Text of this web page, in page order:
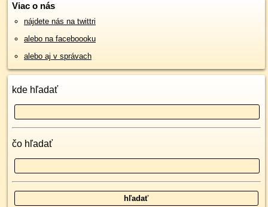
Viac o nás
nájdete nás na twittri
alebo na faceboooku
alebo aj v správach
kde hľadať
čo hľadať